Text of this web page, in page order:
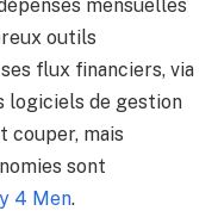
mensuelles
outils
flux financiers, via
logiciels de gestion
couper, mais
sont
4 Men.